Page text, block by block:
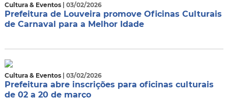
Cultura & Eventos | 03/02/2026
Prefeitura de Louveira promove Oficinas Culturais
de Carnaval para a Melhor Idade
Cultura & Eventos | 03/02/2026
Prefeitura abre inscrições para oficinas culturais
de 02 a 20 de março